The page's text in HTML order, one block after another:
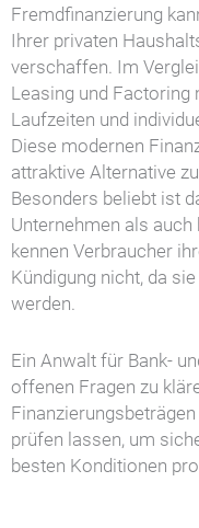
Fremdfinanzierung
Ihrer privaten
verschaffen. Im
Leasing und Factoring
Laufzeiten und
Diese modernen
attraktive Alternative
Besonders beliebt ist
Unternehmen als
kennen Verbraucher
Kündigung nicht, da
werden.
Ein Anwalt für Bank-
offenen Fragen zu
prüfen lassen, um
besten Konditionen